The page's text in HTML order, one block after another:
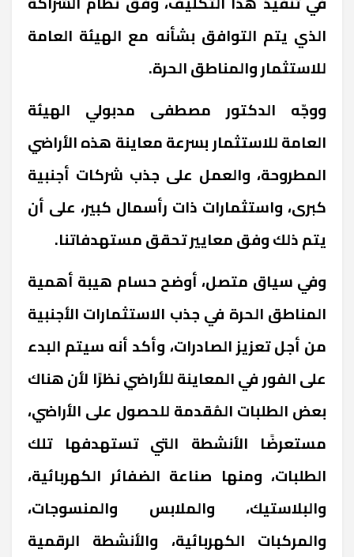
الذي يتم التوافق بشأنه مع الهيئة العامة
للاستثمار والمناطق الحرة.
ووجّه الدكتور مصطفى مدبولي الهيئة
العامة للاستثمار بسرعة معاينة هذه الأراضي
المطروحة، والعمل على جذب شركات أجنبية
كبرى، واستثمارات ذات رأسمال كبير، على أن
يتم ذلك وفق معايير تحقق مستهدفاتنا.
وفي سياق متصل، أوضح حسام هيبة أهمية
المناطق الحرة في جذب الاستثمارات الأجنبية
من أجل تعزيز الصادرات، وأكد أنه سيتم البدء
على الفور في المعاينة للأراضي نظرًا لأن هناك
بعض الطلبات المُقدمة للحصول على الأراضي،
مستعرضًا الأنشطة التي تستهدفها تلك
الطلبات، ومنها صناعة الضفائر الكهربائية،
والبلاستيك، والملابس والمنسوجات،
والمركبات الكهربائية، والأنشطة الرقمية